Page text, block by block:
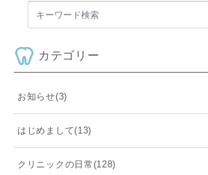
カテゴリー
お知らせ(3)
はじめまして(13)
クリニックの日常(128)